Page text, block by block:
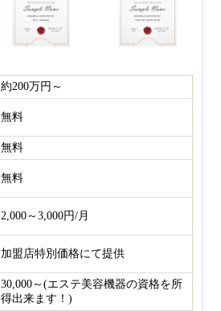
約200万円～
無料
無料
無料
2,000～3,000円/月
加盟店特別価格にて提供
30,000～(エステ美容機器の資格を所
得出来ます！)